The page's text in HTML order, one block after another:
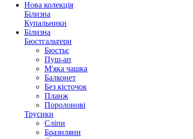
Нова колекція
Білизна
Купальники
Білизна
Бюстгальтери
Бюстьє
Пуш-ап
М'яка чашка
Балконет
Без кісточок
Планж
Поролонові
Трусики
Сліпи
Бразиляни